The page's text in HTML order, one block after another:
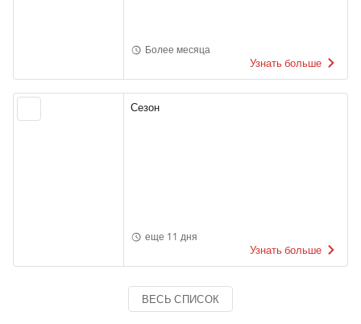
Более месяца
Узнать больше
Сезон
еще 11 дня
Узнать больше
ВЕСЬ СПИСОК